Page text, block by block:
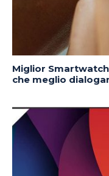
Miglior
che meglio